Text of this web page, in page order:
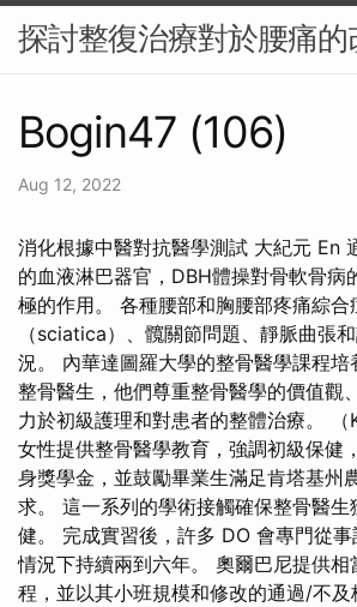
探討整復治療對於腰痛的
Bogin47 (106)
Aug 12, 2022
消化根據中醫對抗醫學測試 大紀元 En
的血液淋巴器官，DBH體操對骨軟骨病
極的作用。 各種腰部和胸腰部疼痛綜合
（sciatica）、髖關節問題、靜脈曲張
況。 內華達圖羅大學的整骨醫學課程培
整骨醫生，他們尊重整骨醫學的價值觀
力於初級護理和對患者的整體治療。 （
女性提供整骨醫學教育，強調初級保健
身獎學金，並鼓勵畢業生滿足肯塔基州
求。 這一系列的學術接觸確保整骨醫生
健。 完成實習後，許多 DO 會專門從
情況下持續兩到六年。 奧爾巴尼提供相
程，並以其小班規模和修改的通過/不